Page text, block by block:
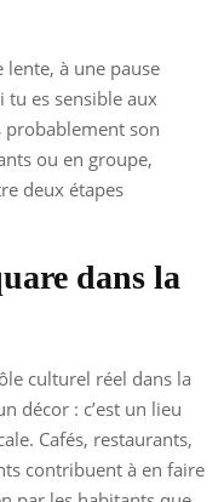
lente, à une pause
es sensible aux
probablement son
ou en groupe,
deux étapes
dans la
culturel réel dans la
décor : c’est un lieu
Cafés, restaurants,
contribuent à en faire